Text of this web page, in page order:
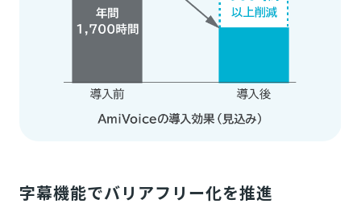
字幕機能でバリアフリー化を推進